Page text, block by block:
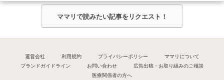
ママリで読みたい記事をリクエスト！
運営会社 利用規約 プライバシーポリシー
ママリについて
ブランドガイドライン
お問い合わせ
広告出稿・お取り組みのご相談
医療関係者の方へ